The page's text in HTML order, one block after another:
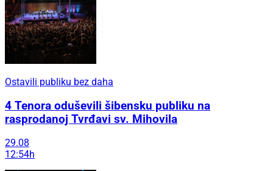
Ostavili publiku bez daha
4 Tenora oduševili šibensku publiku na
rasprodanoj Tvrđavi sv. Mihovila
29.08
12:54h